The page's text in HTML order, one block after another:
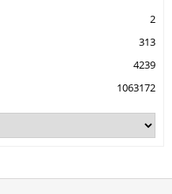
2
313
4239
1063172